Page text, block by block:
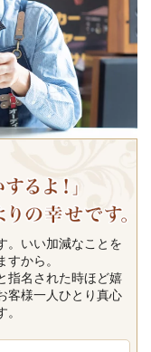
。いい加減なことを
から。
指名された時ほど嬉
客様一人ひとり真心